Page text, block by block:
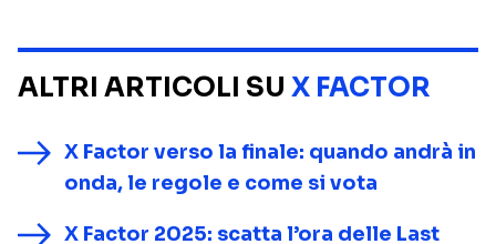
ALTRI ARTICOLI SU X FACTOR
X Factor verso la finale: quando andrà in
onda, le regole e come si vota
X Factor 2025: scatta l’ora delle Last